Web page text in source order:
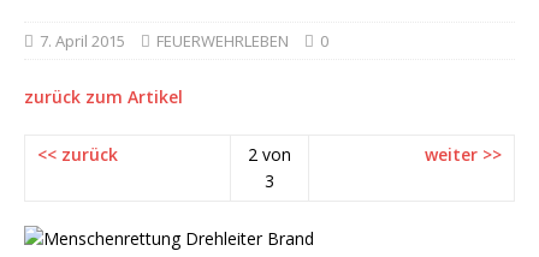
7. April 2015 FEUERWEHRLEBEN 0
zurück zum Artikel
<< zurück
2 von
3
weiter >>